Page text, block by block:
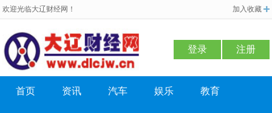
欢迎光临大辽财经网！ 加入收藏
登录 注册
首页 资讯 汽车 娱乐 教育